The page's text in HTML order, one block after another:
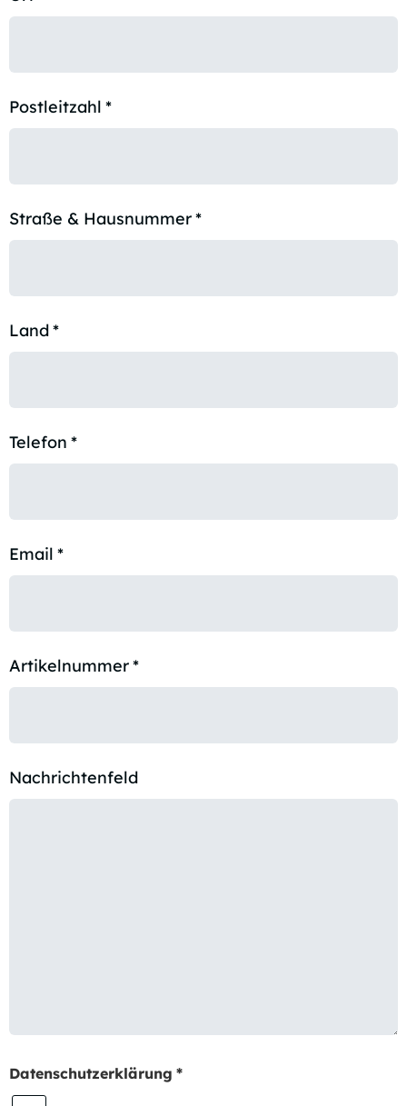
Postleitzahl *
Straße & Hausnummer*
Land*
Telefon *
Email *
Artikelnummer*
Nachrichtenfeld
Datenschutzerklärung *